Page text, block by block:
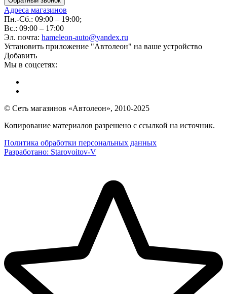
Адреса магазинов
Пн.-Сб.: 09:00 – 19:00;
Вс.: 09:00 – 17:00
Эл. почта: hameleon-auto@yandex.ru
Установить приложение "Автолеон" на ваше устройство
Добавить
Мы в соцсетях:
© Сеть магазинов «Автолеон», 2010-2025
Копирование материалов разрешено с ссылкой на источник.
Политика обработки персональных данных
Разработано: Starovoitov-V